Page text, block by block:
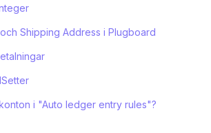
Shipping Address i Plugboard
i "Auto ledger entry rules"?